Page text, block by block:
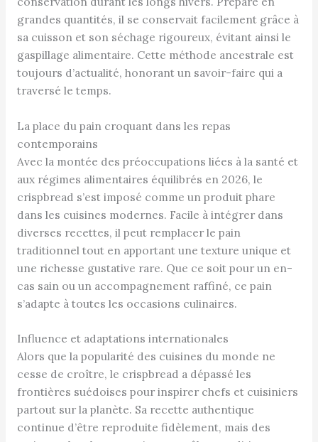
grandes quantités, il se conservait facilement grâce à
sa cuisson et son séchage rigoureux, évitant ainsi le
gaspillage alimentaire. Cette méthode ancestrale est
toujours d’actualité, honorant un savoir-faire qui a
traversé le temps.
La place du pain croquant dans les repas
contemporains
Avec la montée des préoccupations liées à la santé et
aux régimes alimentaires équilibrés en 2026, le
crispbread s’est imposé comme un produit phare
dans les cuisines modernes. Facile à intégrer dans
diverses recettes, il peut remplacer le pain
traditionnel tout en apportant une texture unique et
une richesse gustative rare. Que ce soit pour un en-
cas sain ou un accompagnement raffiné, ce pain
s’adapte à toutes les occasions culinaires.
Influence et adaptations internationales
Alors que la popularité des cuisines du monde ne
cesse de croître, le crispbread a dépassé les
frontières suédoises pour inspirer chefs et cuisiniers
partout sur la planète. Sa recette authentique
continue d’être reproduite fidèlement, mais des